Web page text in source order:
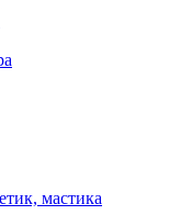
мастика